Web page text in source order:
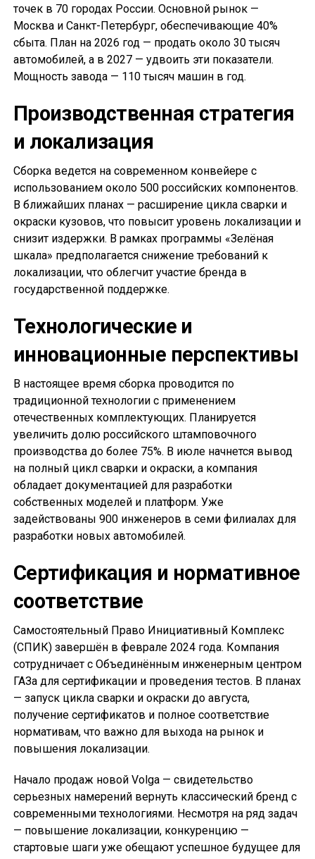
точек в 70 городах России. Основной рынок —
Москва и Санкт-Петербург, обеспечивающие 40%
сбыта. План на 2026 год — продать около 30 тысяч
автомобилей, а в 2027 — удвоить эти показатели.
Мощность завода — 110 тысяч машин в год.
Производственная стратегия
и локализация
Сборка ведется на современном конвейере с
использованием около 500 российских компонентов.
В ближайших планах — расширение цикла сварки и
окраски кузовов, что повысит уровень локализации и
снизит издержки. В рамках программы «Зелёная
шкала» предполагается снижение требований к
локализации, что облегчит участие бренда в
государственной поддержке.
Технологические и
инновационные перспективы
В настоящее время сборка проводится по
традиционной технологии с применением
отечественных комплектующих. Планируется
увеличить долю российского штамповочного
производства до более 75%. В июле начнется вывод
на полный цикл сварки и окраски, а компания
обладает документацией для разработки
собственных моделей и платформ. Уже
задействованы 900 инженеров в семи филиалах для
разработки новых автомобилей.
Сертификация и нормативное
соответствие
Самостоятельный Право Инициативный Комплекс
(СПИК) завершён в феврале 2024 года. Компания
сотрудничает с Объединённым инженерным центром
ГАЗа для сертификации и проведения тестов. В планах
— запуск цикла сварки и окраски до августа,
получение сертификатов и полное соответствие
нормативам, что важно для выхода на рынок и
повышения локализации.
Начало продаж новой Volga — свидетельство
серьезных намерений вернуть классический бренд с
современными технологиями. Несмотря на ряд задач
— повышение локализации, конкуренцию —
стартовые шаги уже обещают успешное будущее для